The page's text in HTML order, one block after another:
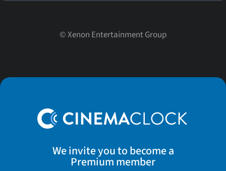
©Xenon Entertainment Group
We invite you to become a
Premium member